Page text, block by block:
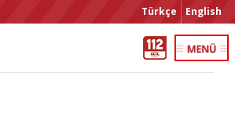
Türkçe English